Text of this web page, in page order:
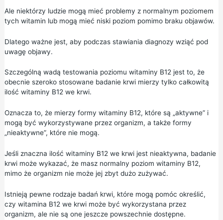
Ale niektórzy ludzie mogą mieć problemy z normalnym poziomem
tych witamin lub mogą mieć niski poziom pomimo braku objawów.
Dlatego ważne jest, aby podczas stawiania diagnozy wziąć pod
uwagę objawy.
Szczególną wadą testowania poziomu witaminy B12 jest to, że
obecnie szeroko stosowane badanie krwi mierzy tylko całkowitą
ilość witaminy B12 we krwi.
Oznacza to, że mierzy formy witaminy B12, które są „aktywne” i
mogą być wykorzystywane przez organizm, a także formy
„nieaktywne”, które nie mogą.
Jeśli znaczna ilość witaminy B12 we krwi jest nieaktywna, badanie
krwi może wykazać, że masz normalny poziom witaminy B12,
mimo że organizm nie może jej zbyt dużo zużywać.
Istnieją pewne rodzaje badań krwi, które mogą pomóc określić,
czy witamina B12 we krwi może być wykorzystana przez
organizm, ale nie są one jeszcze powszechnie dostępne.